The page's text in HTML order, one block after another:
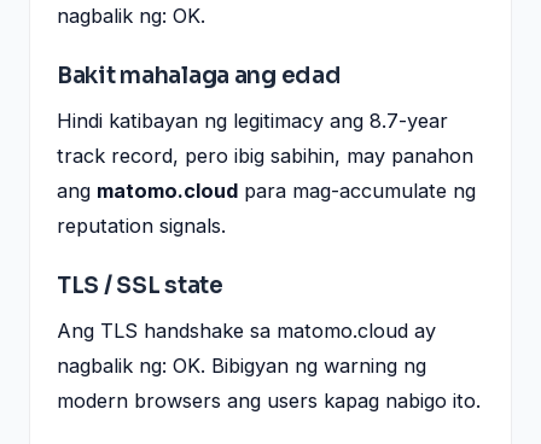
nagbalik ng: OK.
Bakit mahalaga ang edad
Hindi katibayan ng legitimacy ang 8.7-year
track record, pero ibig sabihin, may panahon
ang matomo.cloud para mag-accumulate ng
reputation signals.
TLS / SSL state
Ang TLS handshake sa matomo.cloud ay
nagbalik ng: OK. Bibigyan ng warning ng
modern browsers ang users kapag nabigo ito.